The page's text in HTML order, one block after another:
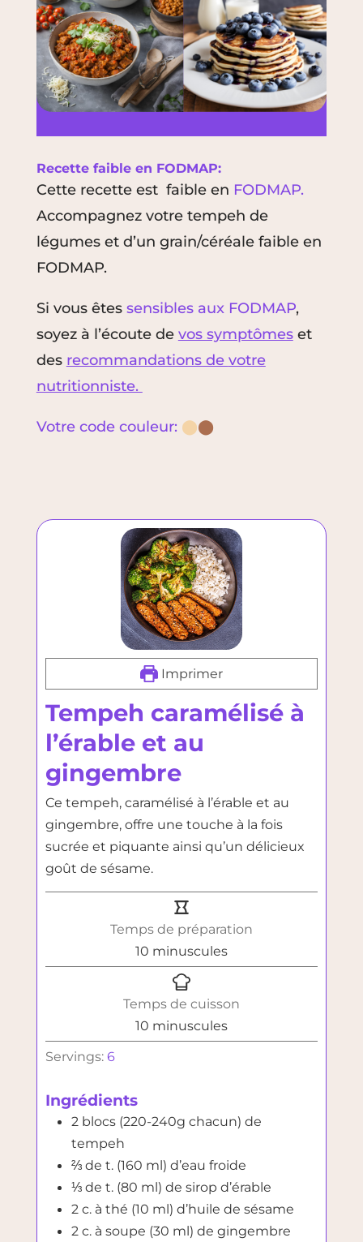
Recette faible en FODMAP:
Cette recette est faible en FODMAP.
Accompagnez votre tempeh de
légumes et d’un grain/céréale faible en
FODMAP.
Si vous êtes sensibles aux FODMAP,
soyez à l’écoute de vos symptômeset
des recommandations de votre
nutritionniste.
Votre code couleur: ⬤⬤
Imprimer
Tempeh caramélisé à
l’érable et au
gingembre
Ce tempeh, caramélisé à l’érable et au
gingembre, offre une touche à la fois
sucrée et piquante ainsi qu’un délicieux
goût de sésame.
Temps de préparation
10minutes
minuscules
Temps de cuisson
10minutes
minuscules
Servings: 6
Ingrédients
2 blocs (220-240g chacun) de
tempeh
⅔ de t. (160 ml) d’eau froide
⅓ de t. (80 ml) de sirop d’érable
2 c. à thé (10 ml) d’huile de sésame
2 c. à soupe (30 ml) de gingembre